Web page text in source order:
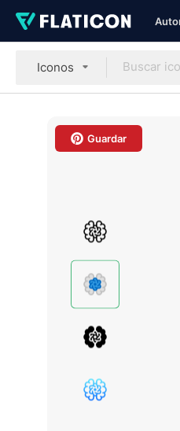
Iconos
Guardar